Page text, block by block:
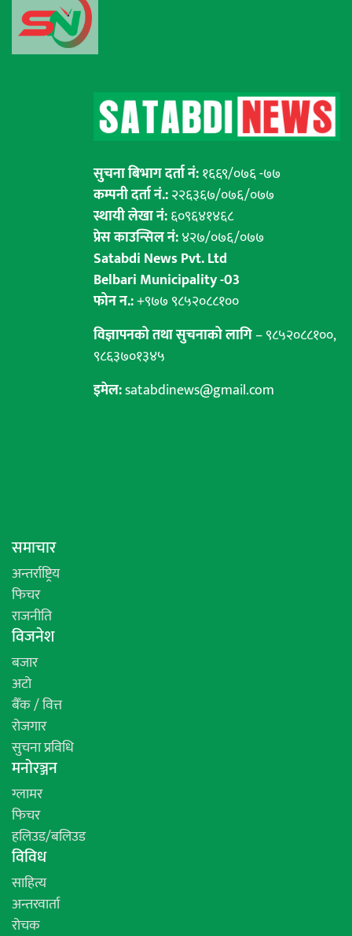
सुचना बिभाग दर्ता नं:१६६९/०७६ -७७
कम्पनी दर्ता नं.:२२६३६७/०७६/०७७
स्थायी लेखा नं:६०९६४१४६८
प्रेस काउन्सिल नं:४२७/०७६/०७७
Satabdi News Pvt. Ltd
Belbari Municipality -03
फोन न.:+९७७ ९८५२०८८१००
विज्ञापनको तथा सुचनाको लागि– ९८५२०८८१००,
९८६३७०१३४५
इमेल:satabdinews@gmail.com
समाचार
अन्तर्राष्ट्रिय
फिचर
राजनीति
विजनेश
बजार
अटो
बैँक / वित्त
रोजगार
सुचना प्रविधि
मनोरञ्जन
ग्लामर
फिचर
हलिउड/बलिउड
विविध
साहित्य
अन्तरवार्ता
रोचक